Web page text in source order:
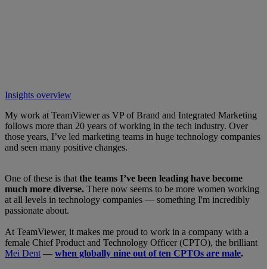
Insights overview
My work at TeamViewer as VP of Brand and Integrated Marketing
follows more than 20 years of working in the tech industry. Over
those years, I’ve led marketing teams in huge technology companies
and seen many positive changes.
One of these is thatthe teams I’ve been leading have become
much more diverse. There now seems to be more women working
at all levels in technology companies — something I'm incredibly
passionate about.
At TeamViewer, it makes me proud to work in a company with a
female Chief Product and Technology Officer (CPTO), the brilliant
Mei Dent— when globally nine out of ten CPTOs are male.